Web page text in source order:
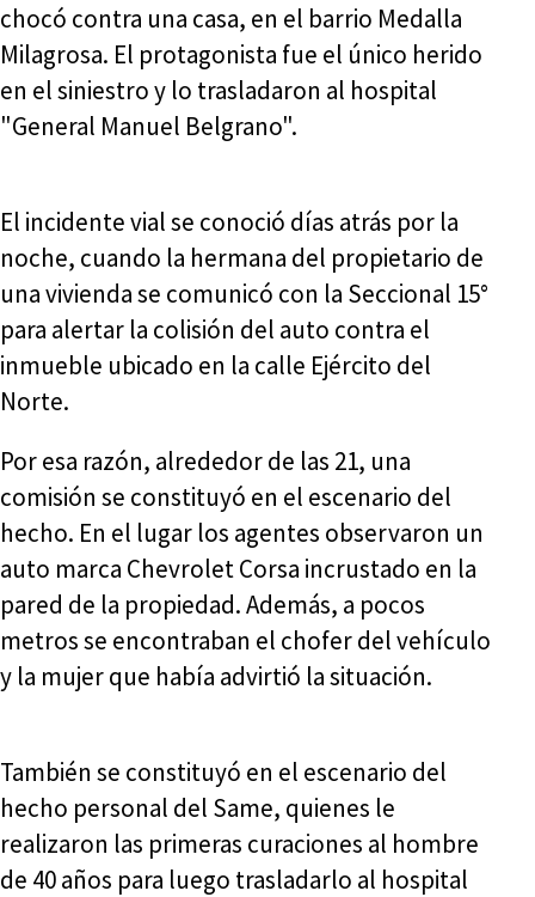
chocó contra una casa, en el barrio Medalla
Milagrosa. El protagonista fue el único herido
en el siniestro y lo trasladaron al hospital
"General Manuel Belgrano".
El incidente vial se conoció días atrás por la
noche, cuando la hermana del propietario de
una vivienda se comunicó con la Seccional 15°
para alertar la colisión del auto contra el
inmueble ubicado en la calle Ejército del
Norte.
Por esa razón, alrededor de las 21, una
comisión se constituyó en el escenario del
hecho. En el lugar los agentes observaron un
auto marca Chevrolet Corsa incrustado en la
pared de la propiedad. Además, a pocos
metros se encontraban el chofer del vehículo
y la mujer que había advirtió la situación.
También se constituyó en el escenario del
hecho personal del Same, quienes le
realizaron las primeras curaciones al hombre
de 40 años para luego trasladarlo al hospital